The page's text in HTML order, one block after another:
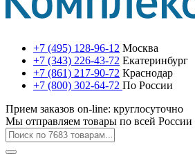
+7 (495) 128-96-12 Москва
+7 (343) 226-43-72 Екатеринбург
+7 (861) 217-90-72 Краснодар
+7 (800) 302-64-72 По России
Прием заказов on-line: круглосуточно
Мы отправляем товары по всей